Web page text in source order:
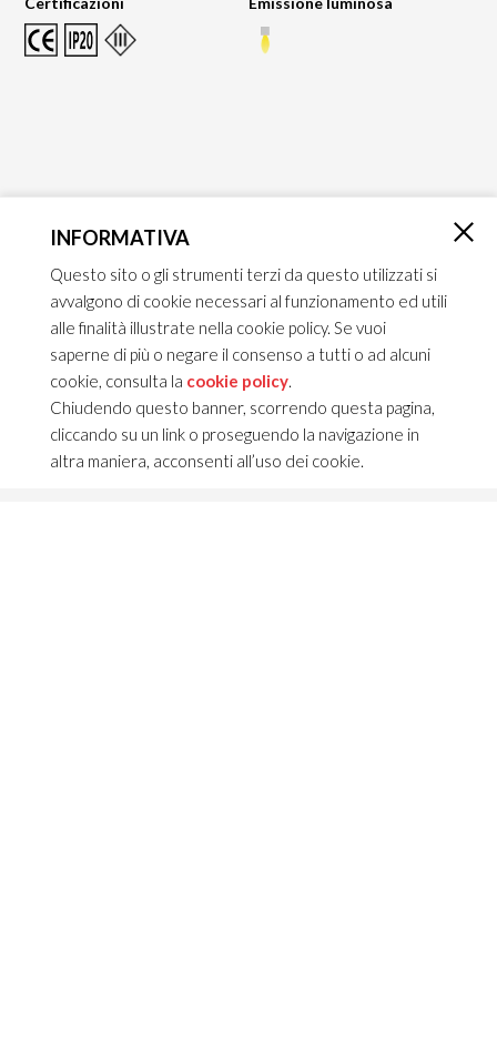
INFORMATIVA
Questo sito o gli strumenti terzi da questo utilizzati si
avvalgono di cookie necessari al funzionamento ed utili
alle finalità illustrate nella cookie policy. Se vuoi
saperne di più o negare il consenso a tutti o ad alcuni
cookie, consulta la cookie policy.
Chiudendo questo banner, scorrendo questa pagina,
cliccando su un link o proseguendo la navigazione in
altra maniera, acconsenti all’uso dei cookie.